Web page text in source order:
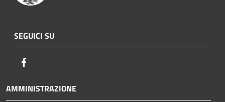
SEGUICI SU
AMMINISTRAZIONE